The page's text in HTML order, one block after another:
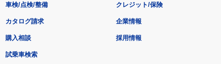
車検/点検/整備 クレジット/保険
カタログ請求
購入相談
試乗車検索
企業情報
採用情報